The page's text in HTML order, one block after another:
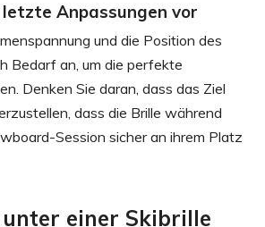
letzte Anpassungen vor
und die Position des
Bedarf an, um die perfekte
Denken Sie daran, dass das Ziel
dass die Brille während
Session sicher an ihrem Platz
einer Skibrille